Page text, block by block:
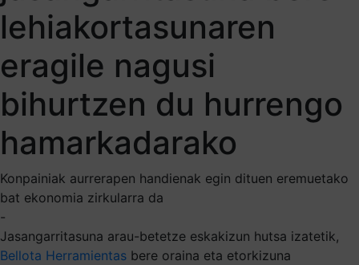
lehiakortasunaren
eragile nagusi
bihurtzen du hurrengo
hamarkadarako
Konpainiak aurrerapen handienak egin dituen eremuetako
bat ekonomia zirkularra da
-
Jasangarritasuna arau-betetze eskakizun hutsa izatetik,
Bellota Herramientas bere oraina eta etorkizuna